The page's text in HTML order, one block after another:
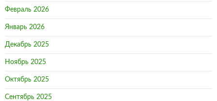
Февраль 2026
Январь 2026
Декабрь 2025
Ноябрь 2025
Октябрь 2025
Сентябрь 2025